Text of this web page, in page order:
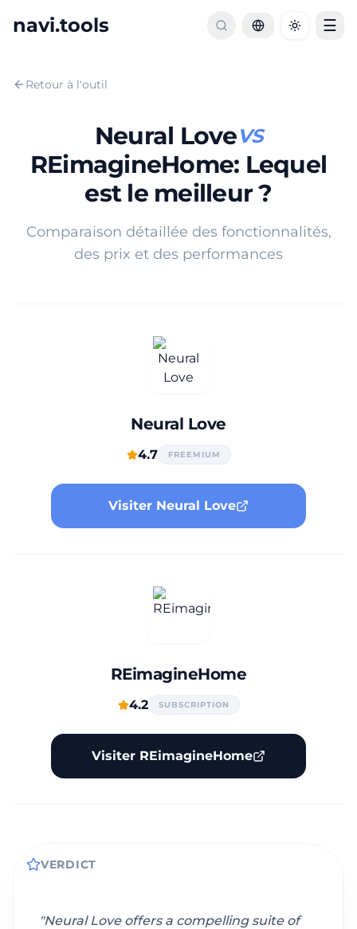
navi.tools Toggle
☰
Retour à l'outil
Neural LoveVS
REimagineHome: Lequel
est le meilleur ?
Comparaison détaillée des fonctionnalités,
des prix et des performances
Neural Love
4.7 FREEMIUM
Visiter Neural Love
REimagineHome
4.2 SUBSCRIPTION
Visiter REimagineHome
VERDICT
"Neural Love offers a compelling suite of